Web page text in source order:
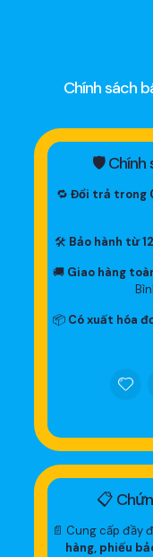
Chính sách
🛡 Chính
🔁 Đổi trả trong
🛠 Bảo hành từ
🚚 Giao hàng
📦 Có xuất hóa
📋
📄 Cung cấp đầy
hàng, phiếu